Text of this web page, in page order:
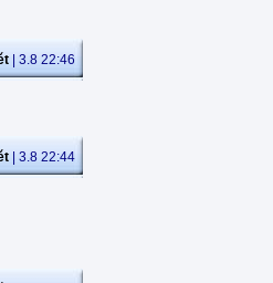
| 3.8 22:46
| 3.8 22:44